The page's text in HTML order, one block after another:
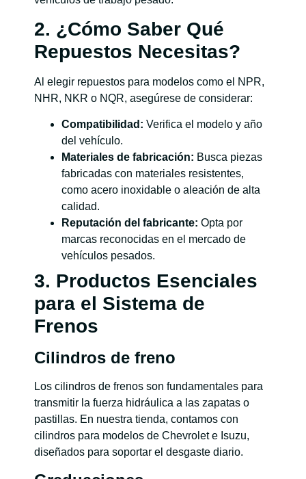
2. ¿Cómo Saber Qué
Repuestos Necesitas?
Al elegir repuestos para modelos como el NPR,
NHR, NKR o NQR, asegúrese de considerar:
Compatibilidad: Verifica el modelo y año
del vehículo.
Materiales de fabricación: Busca piezas
fabricadas con materiales resistentes,
como acero inoxidable o aleación de alta
calidad.
Reputación del fabricante: Opta por
marcas reconocidas en el mercado de
vehículos pesados.
3. Productos Esenciales
para el Sistema de
Frenos
Cilindros de freno
Los cilindros de frenos son fundamentales para
transmitir la fuerza hidráulica a las zapatas o
pastillas. En nuestra tienda, contamos con
cilindros para modelos de Chevrolet e Isuzu,
diseñados para soportar el desgaste diario.